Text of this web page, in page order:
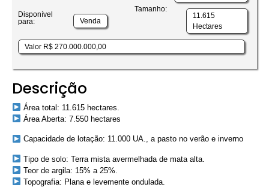
Disponível
para:
Venda
Tamanho:
11.615
Hectares
Valor R$ 270.000.000,00
Descrição
Área total: 11.615 hectares.
Área Aberta: 7.550 hectares
Capacidade de lotação: 11.000 UA., a pasto no verão e inverno
Tipo de solo: Terra mista avermelhada de mata alta.
Teor de argila: 15% a 25%.
Topografia: Plana e levemente ondulada.